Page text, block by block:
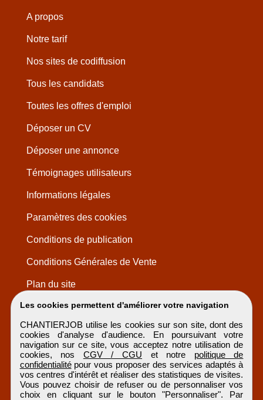
Les cookies permettent d'améliorer votre navigation
CHANTIERJOB utilise les cookies sur son site, dont des
cookies d'analyse d'audience. En poursuivant votre
navigation sur ce site, vous acceptez notre utilisation de
cookies, nos CGV / CGU et notre politique de
confidentialitépour vous proposer des services adaptés à
vos centres d'intérêt et réaliser des statistiques de visites.
Vous pouvez choisir de refuser ou de personnaliser vos
choix en cliquant sur le bouton "Personnaliser". Par
A propos
Notre tarif
Nos sites de codiffusion
Tous les candidats
Toutes les offres d'emploi
Déposer un CV
Déposer une annonce
Témoignages utilisateurs
Informations légales
Paramètres des cookies
Conditions de publication
Conditions Générales de Vente
Plan du site